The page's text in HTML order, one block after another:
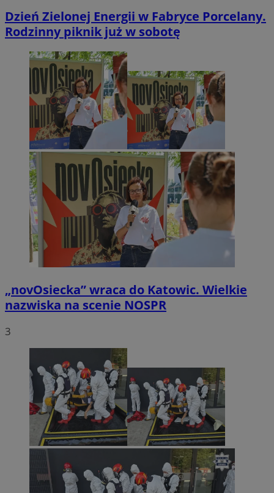
Dzień Zielonej Energii w Fabryce Porcelany.
Rodzinny piknik już w sobotę
„novOsiecka” wraca do Katowic. Wielkie
nazwiska na scenie NOSPR
3